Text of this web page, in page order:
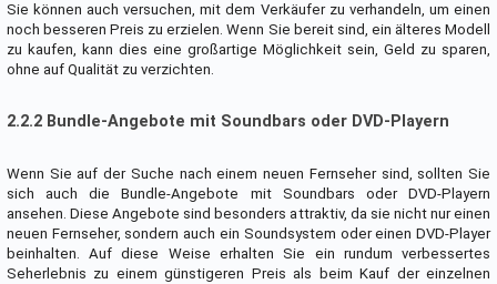
Sie können auch versuchen, mit dem Verkäufer zu verhandeln, um einen
noch besseren Preis zu erzielen. Wenn Sie bereit sind, ein älteres Modell
zu kaufen, kann dies eine großartige Möglichkeit sein, Geld zu sparen,
ohne auf Qualität zu verzichten.
2.2.2 Bundle-Angebote mit Soundbars oder DVD-Playern
Wenn Sie auf der Suche nach einem neuen Fernseher sind, sollten Sie
sich auch die Bundle-Angebote mit Soundbars oder DVD-Playern
ansehen. Diese Angebote sind besonders attraktiv, da sie nicht nur einen
neuen Fernseher, sondern auch ein Soundsystem oder einen DVD-Player
beinhalten. Auf diese Weise erhalten Sie ein rundum verbessertes
Seherlebnis zu einem günstigeren Preis als beim Kauf der einzelnen